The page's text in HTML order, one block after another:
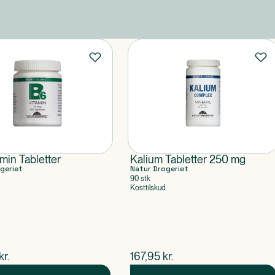
Tabletter
pris
Kalium Tabletter 250 mg
Natur Drogeriet
90 stk
Kosttilskud
$nuværende pris
167,95 kr.